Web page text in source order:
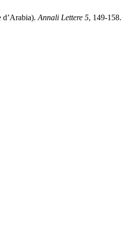
d’Arabia). Annali Lettere 5, 149-158.